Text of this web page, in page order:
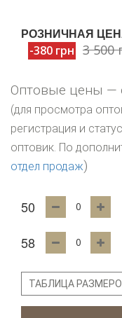
РОЗНИЧНАЯ
-380 грн 3 500
Оптовые цены —
(для просмотра
регистрация и
оптовик. По
отдел продаж)
50
58
ТАБЛИЦА